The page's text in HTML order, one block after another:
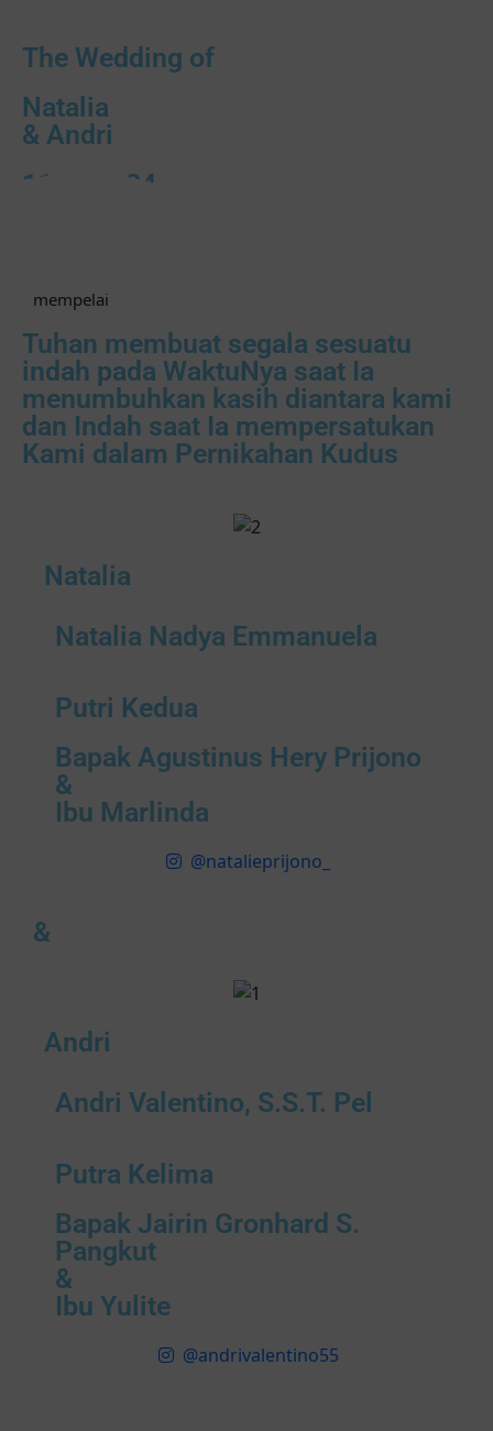
The Wedding of
Natalia
& Andri
11 . 05 . 24
mempelai
Tuhan membuat segala sesuatu
indah pada WaktuNya saat Ia
menumbuhkan kasih diantara kami
dan Indah saat Ia mempersatukan
Kami dalam Pernikahan Kudus
Natalia
Natalia Nadya Emmanuela
Putri Kedua
Bapak Agustinus Hery Prijono
&
Ibu Marlinda
@natalieprijono_
&
Andri
Andri Valentino, S.S.T. Pel
Putra Kelima
Bapak Jairin Gronhard S.
Pangkut
&
Ibu Yulite
@andrivalentino55